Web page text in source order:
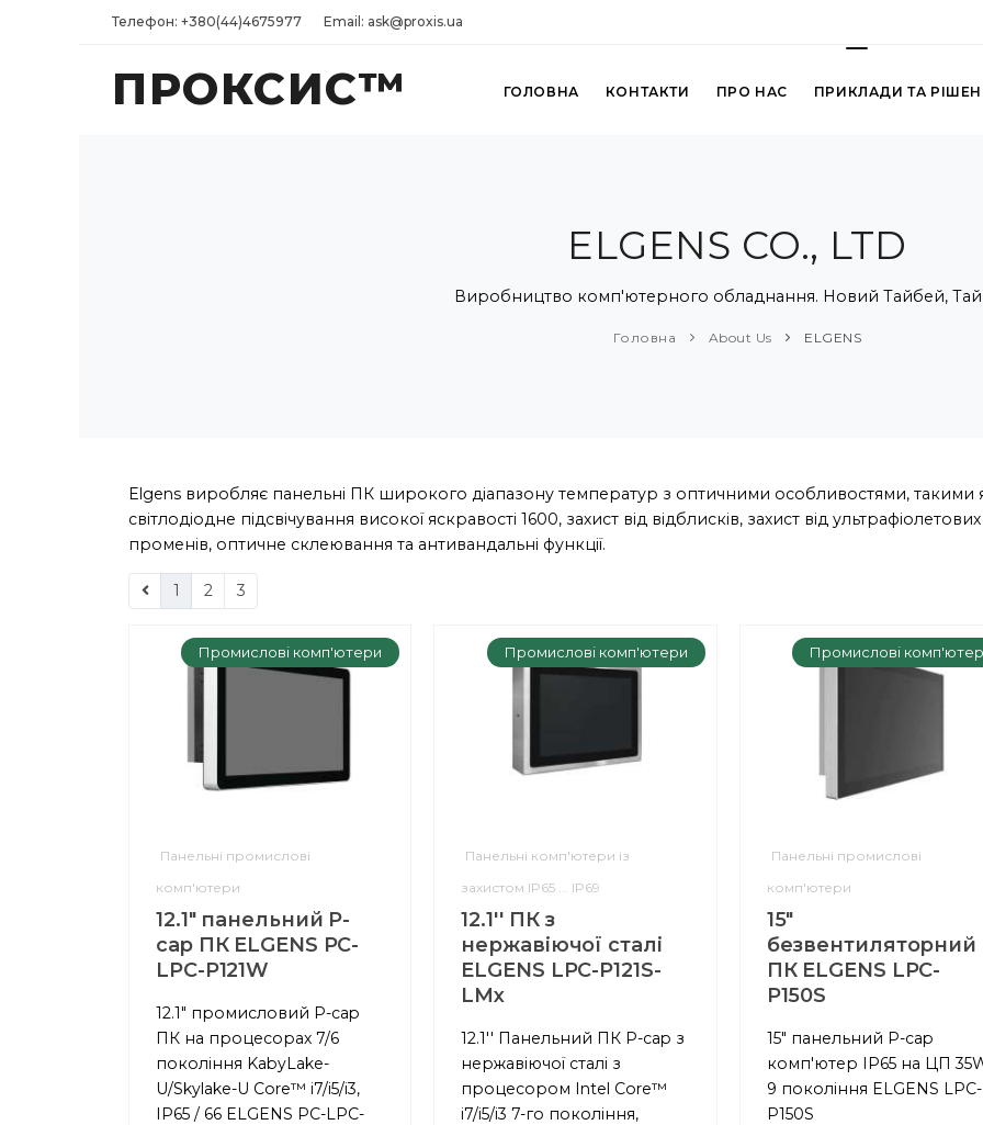
Телефон: +380(44)4675977 Email: ask@proxis.ua
ПРОКСИС™ ГОЛОВНА КОНТАКТИ ПРО НАС ПРИКЛАДИ ТА
ELGENS CO., LTD
Виробництво комп'ютерного обладнання. Новий Тайбей,
Головна About Us ELGENS
Elgens виробляє панельні ПК широкого діапазону температур з оптичними особливостями, такими
світлодіодне підсвічування високої яскравості 1600, захист від відблисків, захист від ультрафіолетових
променів, оптичне склеювання та антивандальні функції.
1 2 3
Промислові комп'ютери
Панельні промислові
комп'ютери
12.1" панельний P-
cap ПК ELGENS PC-
LPC-P121W
12.1" промисловий P-cap
ПК на процесорах 7/6
покоління KabyLake-
U/Skylake-U Core™ i7/i5/i3,
IP65 / 66 ELGENS PC-LPC-
Промислові комп'ютери
Панельні комп'ютери із
захистом IP65 ... IP69
12.1'' ПК з
нержавіючої сталі
ELGENS LPC-P121S-
LMx
12.1'' Панельний ПК P-cap з
нержавіючої сталі з
процесором Intel Core™
i7/i5/i3 7-го покоління,
Промислові
Панельні промислові
комп'ютери
15"
безвентиляторний
ПК ELGENS LPC-
P150S
15" панельний P-cap
комп'ютер IP65 на ЦП
9 покоління ELGENS LPC-
P150S